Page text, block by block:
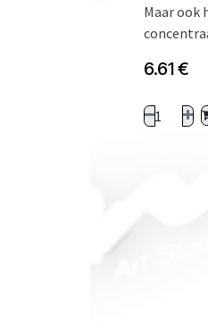
Maar ook
6.61€